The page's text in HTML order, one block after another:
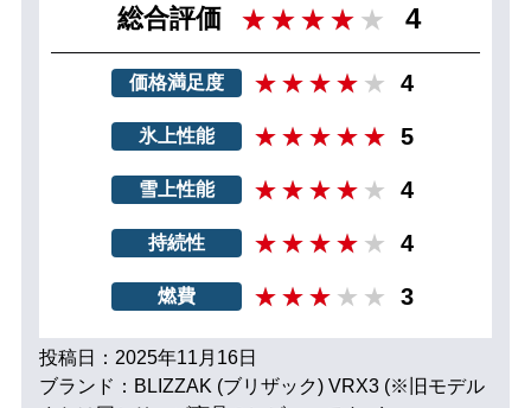
総合評価 4
価格満足度 4
氷上性能 5
雪上性能 4
持続性 4
燃費 3
投稿日：2025年11月16日
ブランド：BLIZZAK (ブリザック) VRX3 (※旧モデル